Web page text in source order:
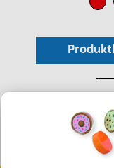
Die Preisgestaltung